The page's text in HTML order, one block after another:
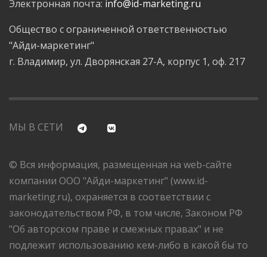
Электронная почта: info@id-marketing.ru
Общество с ограниченной ответственностью
"Айди-маркетинг"
г. Владимир, ул. Дворянская 27-А, корпус 1, оф. 217
МЫ В СЕТИ
© Вся информация, размещенная на web-сайте
компании ООО "Айди-маркетинг" (www.id-
marketing.ru), охраняется в соответствии с
законодательством РФ, в том числе, Законом РФ
"Об авторском праве и смежных правах" и не
подлежит использованию кем-либо в какой бы то